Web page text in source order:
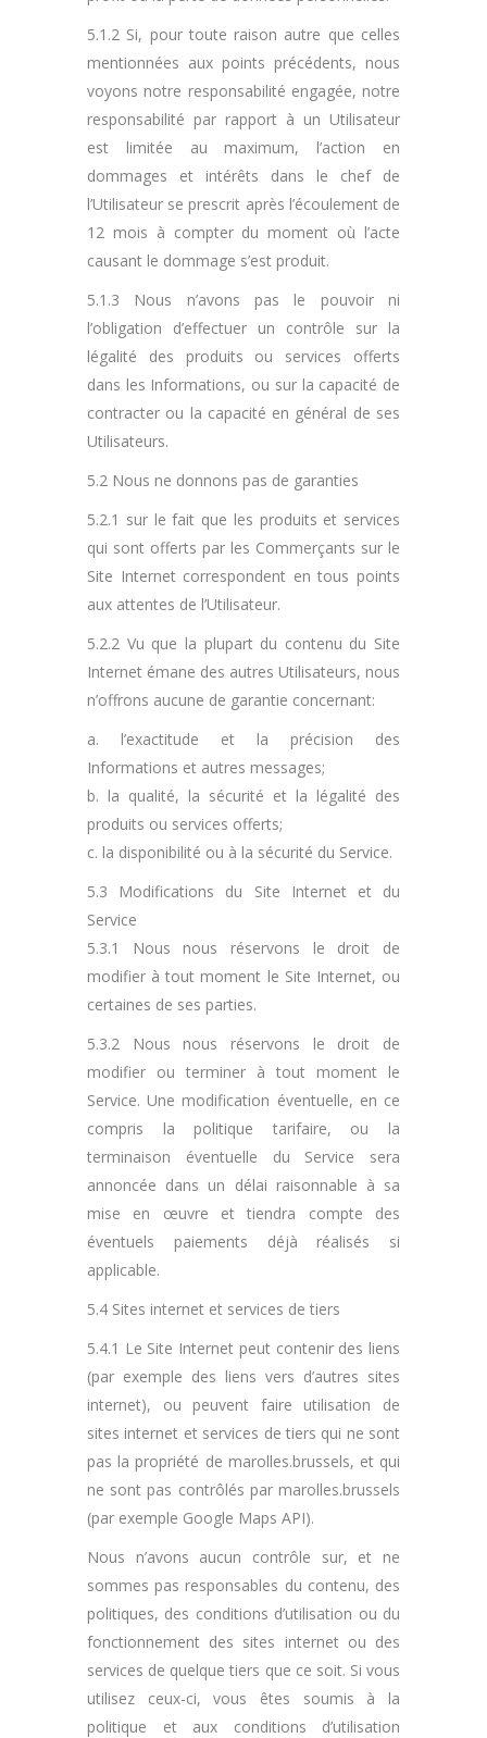
5.1.2 Si, pour toute raison autre que celles
mentionnées aux points précédents, nous
voyons notre responsabilité engagée, notre
responsabilité par rapport à un Utilisateur
est limitée au maximum, l’action en
dommages et intérêts dans le chef de
l’Utilisateur se prescrit après l’écoulement de
12 mois à compter du moment où l’acte
causant le dommage s’est produit.
5.1.3 Nous n’avons pas le pouvoir ni
l’obligation d’effectuer un contrôle sur la
légalité des produits ou services offerts
dans les Informations, ou sur la capacité de
contracter ou la capacité en général de ses
Utilisateurs.
5.2 Nous ne donnons pas de garanties
5.2.1 sur le fait que les produits et services
qui sont offerts par les Commerçants sur le
Site Internet correspondent en tous points
aux attentes de l’Utilisateur.
5.2.2 Vu que la plupart du contenu du Site
Internet émane des autres Utilisateurs, nous
n’offrons aucune de garantie concernant:
a. l’exactitude et la précision des
Informations et autres messages;
b. la qualité, la sécurité et la légalité des
produits ou services offerts;
c. la disponibilité ou à la sécurité du Service.
5.3 Modifications du Site Internet et du
Service
5.3.1 Nous nous réservons le droit de
modifier à tout moment le Site Internet, ou
certaines de ses parties.
5.3.2 Nous nous réservons le droit de
modifier ou terminer à tout moment le
Service. Une modification éventuelle, en ce
compris la politique tarifaire, ou la
terminaison éventuelle du Service sera
annoncée dans un délai raisonnable à sa
mise en œuvre et tiendra compte des
éventuels paiements déjà réalisés si
applicable.
5.4 Sites internet et services de tiers
5.4.1 Le Site Internet peut contenir des liens
(par exemple des liens vers d’autres sites
internet), ou peuvent faire utilisation de
sites internet et services de tiers qui ne sont
pas la propriété de marolles.brussels, et qui
ne sont pas contrôlés par marolles.brussels
(par exemple Google Maps API).
Nous n’avons aucun contrôle sur, et ne
sommes pas responsables du contenu, des
politiques, des conditions d’utilisation ou du
fonctionnement des sites internet ou des
services de quelque tiers que ce soit. Si vous
utilisez ceux-ci, vous êtes soumis à la
politique et aux conditions d’utilisation